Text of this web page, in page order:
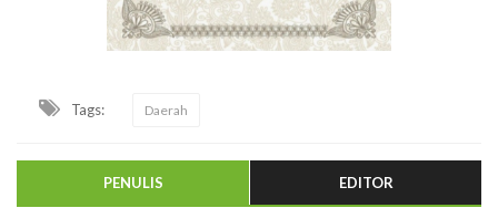
Tags: Daerah
PENULIS EDITOR